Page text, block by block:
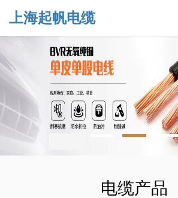
上海起帆电缆
电缆产品